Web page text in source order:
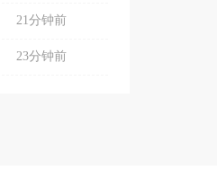
21分钟前
23分钟前